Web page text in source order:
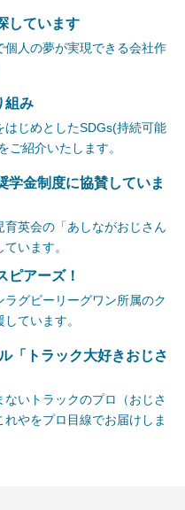
しています
個人の夢が実現できる会社作
組み
はじめとしたSDGs(持続可能
ご紹介いたします。
学金制度に協賛していま
育英会の「あしながおじさん
います。
ピアーズ！
ラグビーリーグワン所属のク
ています。
「トラック大好きおじさ
ないトラックのプロ（おじさ
れやをプロ目線でお届けしま